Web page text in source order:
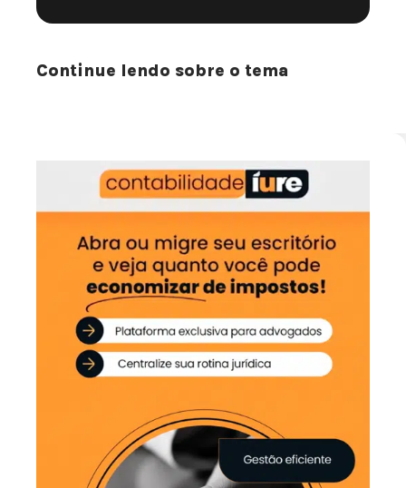
Continue lendo sobre o tema